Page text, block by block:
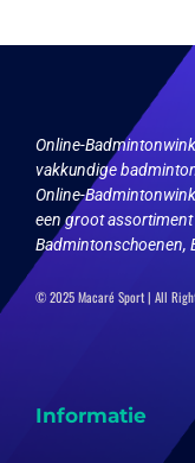
worden
Online-
vakkundige
Online-
een groot assortiment
Badmintonschoenen,
© 2025 Macaré Sport | All
Informatie